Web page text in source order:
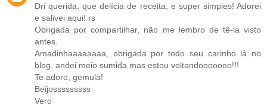
Dri querida, que delícia de receita, e super simples! Adorei
e salivei aqui! rs
Obrigada por compartilhar, não me lembro de tê-la visto
antes.
Amadinhaaaaaaaa, obrigada por todo seu carinho lá no
blog, andei meio sumida mas estou voltandooooooo!!!
Te adoro, gemula!
Beijosssssssss
Vero